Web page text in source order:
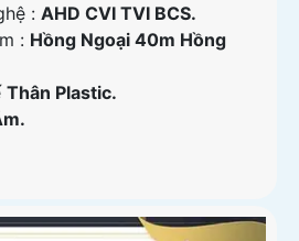
: AHD CVI TVI BCS.
: Hồng Ngoại 40m Hồng
Thân Plastic.